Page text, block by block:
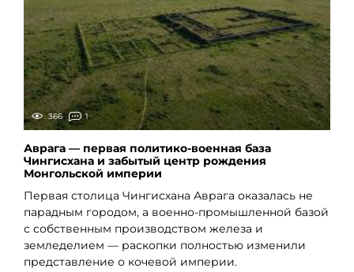
366 1
Аврага — первая политико-военная база
Чингисхана и забытый центр рождения
Монгольской империи
Первая столица Чингисхана Аврага оказалась не
парадным городом, а военно-промышленной базой
с собственным производством железа и
земледелием — раскопки полностью изменили
представление о кочевой империи.